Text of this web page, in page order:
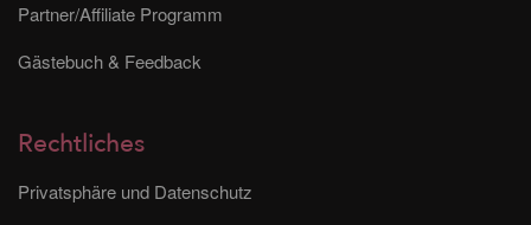
Partner/Affiliate Programm
Gästebuch & Feedback
Rechtliches
Privatsphäre und Datenschutz